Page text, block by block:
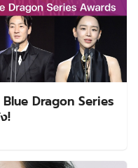
Dragon Series
!